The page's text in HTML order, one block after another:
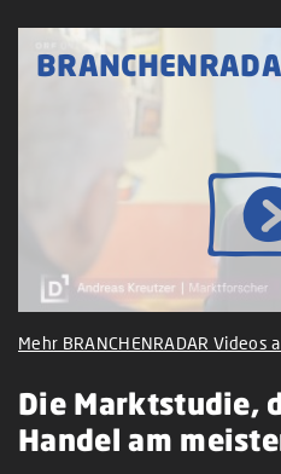
Mehr BRANCHENRADAR Videos
Die Marktstudie,
Handel am